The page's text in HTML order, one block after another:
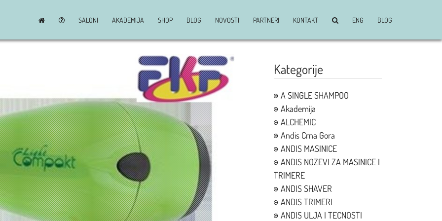
SALONI AKADEMIJA SHOP BLOG NOVOSTI PARTNERI KONTAKT ENG BLOG
Kategorije
A SINGLE SHAMPOO
Akademija
ALCHEMIC
Andis Crna Gora
ANDIS MASINICE
ANDIS NOZEVI ZA MASINICE I
TRIMERE
ANDIS SHAVER
ANDIS TRIMERI
ANDIS ULJA I TECNOSTI